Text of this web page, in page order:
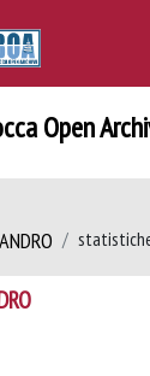
Open